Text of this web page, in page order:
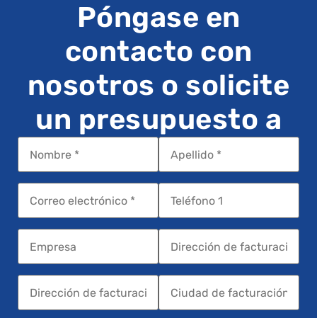
Póngase en
contacto con
nosotros o solicite
un presupuesto a